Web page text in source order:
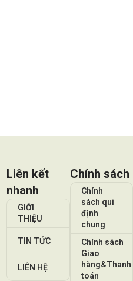
Liên kết
nhanh
GIỚI
THIỆU
TIN TỨC
LIÊN HỆ
Chính sách
Chính
sách qui
định
chung
Chính sách
Giao
hàng&Thanh
toán